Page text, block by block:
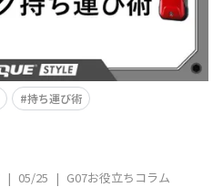
持ち運び術
| 05/25 | G07お役立ちコラム